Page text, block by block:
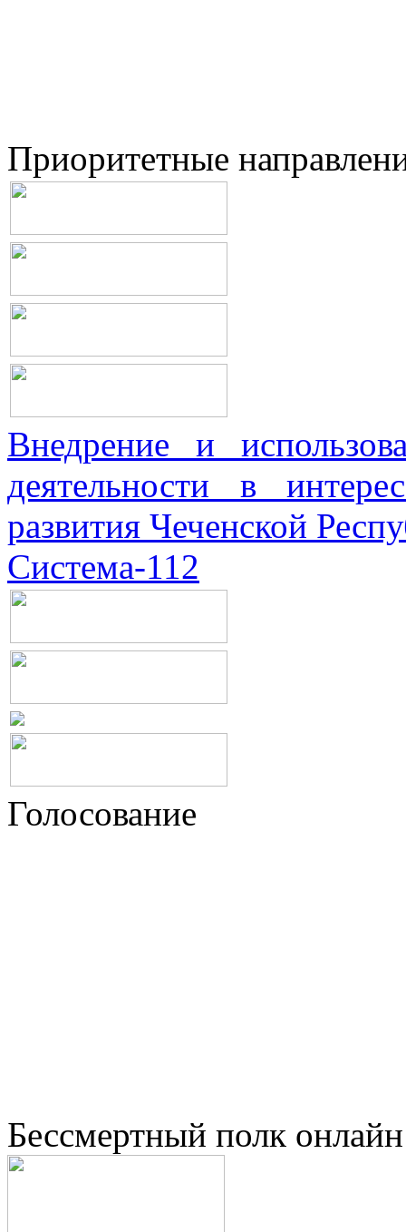
Приоритетные
Внедрение и
деятельности в
развития Чеченской
Система-112
Голосование
Бессмертный полк онлайн